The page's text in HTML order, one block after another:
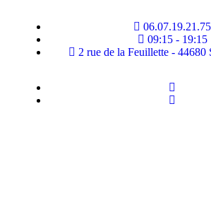
06.07.19.21.75
09:15 - 19:15
2 rue de la Feuillette - 44680